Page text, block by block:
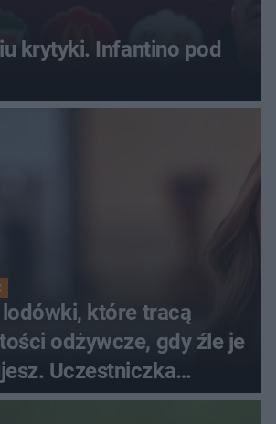
krytyki. Infantino pod
które tracą
odżywcze, gdy źle je
Uczestniczka